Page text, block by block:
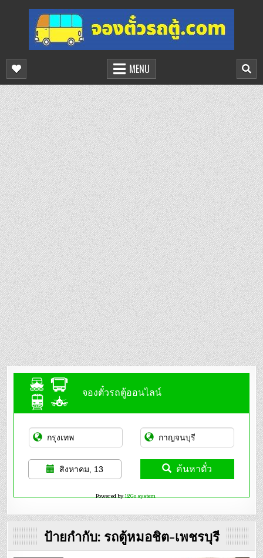
content
จองตั๋วรถตู้ออนไลน์
บริการจองตั๋วรถตู้ออนไลน์
MENU
จองตั๋วรถตู้ออนไลน์
สิงหาคม, 13 ค้นหาตั๋ว
Powered by12Go system
ป้ายกำกับ: รถตู้หมอชิต-เพชรบุรี